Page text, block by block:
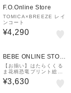
F.O.Online Store
TOMICA×BREEZE レイ
ンコート
¥4,290
BEBE ONLINE STOR
E【お揃い】はたらくくる
ま花柄恐竜プリント総柄
手提げ袋付きレインコー
ト(95~135cm)
¥3,630